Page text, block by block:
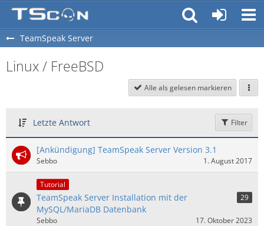
TeamSpeak Server
Linux / FreeBSD
Alle als gelesen markieren
Letzte Antwort Filter
[Ankündigung] TeamSpeak Server Version 3.1
Sebbo 1. August 2017
Tutorial
TeamSpeak Server Installation mit der
MySQL/MariaDB Datenbank
29
Sebbo 17. Oktober 2023